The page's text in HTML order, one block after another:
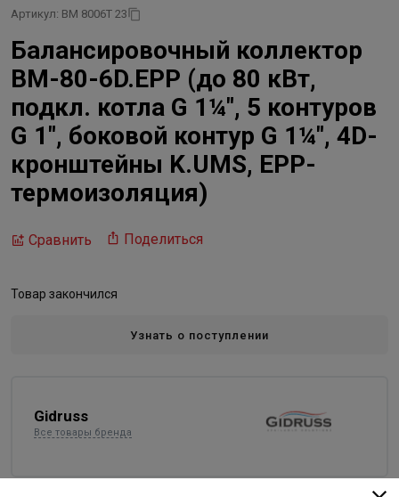
Артикул: BM 8006T 23
Балансировочный коллектор
BM-80-6D.EPP (до 80 кВт,
подкл. котла G 1¼″, 5 контуров
G 1″, боковой контур G 1¼″, 4D-
кронштейны K.UMS, EPP-
термоизоляция)
Сравнить Поделиться
Товар закончился
Узнать о поступлении
Gidruss
Все товары бренда